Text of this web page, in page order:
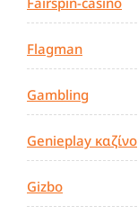
Flagman
Gambling
Genieplay καζίνο
Gizbo